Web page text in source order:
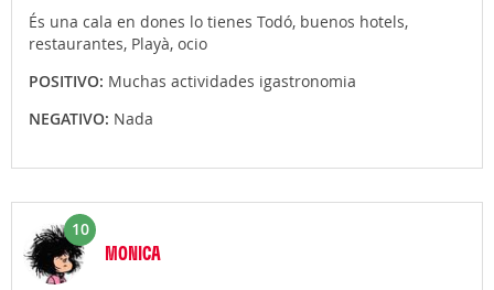
És una cala en dones lo tienes Todó, buenos hotels,
restaurantes, Playà, ocio
POSITIVO: Muchas actividades igastronomia
NEGATIVO: Nada
10
MONICA